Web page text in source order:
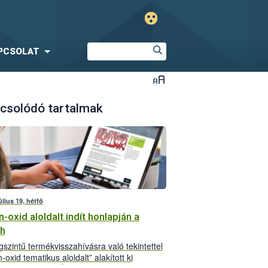
tartalmak
19, hétfő
oxid aloldalt indít honlapján a
termékvisszahívásra való tekintettel
oxid tematikus aloldalt” alakított ki